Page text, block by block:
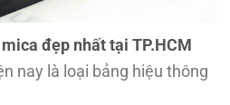
đẹp nhất tại TP.HCM
nay là loại bảng hiệu thông